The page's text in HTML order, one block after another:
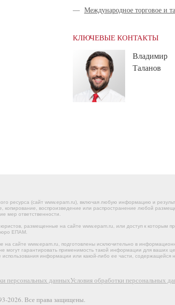
— Международное торговое и
КЛЮЧЕВЫЕ КОНТАКТЫ
Владимир
Таланов
ресурса (сайт www.epam.ru), включая любую информацию и
копирование, воспроизведение или распространение любой
мер ответственности.
размещенные на сайте www.epam.ru, или доступ к которым
ЕПАМ.
сайте www.epam.ru, подготовлены исключительно в
не могут гарантировать применимость такой информации для
информации или какой-либо ее части, содержащейся
персональных данныхУсловия обработки персональных
2026. Все права защищены.